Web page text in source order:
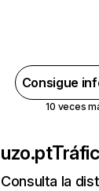
Consigue
10 veces
uzo.pt
Consulta la